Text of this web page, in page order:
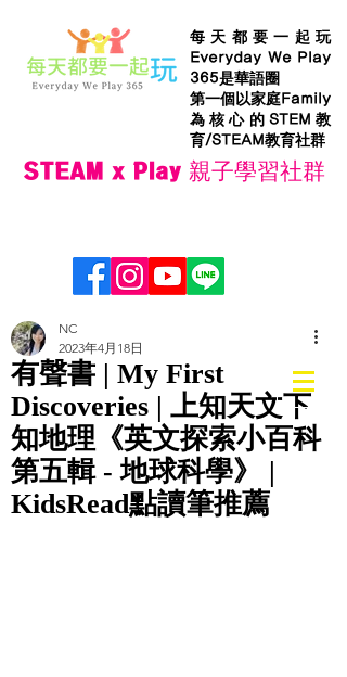
每天都要一起玩
Everyday We Play
365是華語圈
第一個以家庭Family
為核心的STEM教
育/STEAM教育社群
STEAM x Play 親子學習社群
有聲書 | My First
Discoveries | 上知天文下
知地理《英文探索小百科
第五輯 - 地球科學》 |
KidsRead點讀筆推薦
NC
2023年4月18日